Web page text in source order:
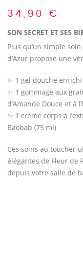
34,90 €
SON SECRET ET SES
Plus qu’un simple
d’Azur propose une
✨ 1 gel douche
✨ 1 gommage aux
d’Amande Douce et à
✨ 1 crème corps à
Baobab (75 ml)
Ces soins au toucher
élégantes de Fleur de
depuis votre salle de